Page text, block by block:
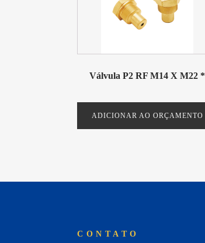
Válvula P2 RF M14 X M22 *
ADICIONAR AO ORÇAMENTO
CONTATO